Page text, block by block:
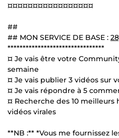
¤¤¤¤¤¤¤¤¤¤¤¤¤¤¤¤¤
##
## MON SERVICE DE BASE :
********************************
¤ Je vais être votre
semaine
¤ Je vais publier 3 vidéos sur
¤ Je vais répondre à 5
¤ Recherche des 10
vidéos virales
**NB :** *Vous me fournissez